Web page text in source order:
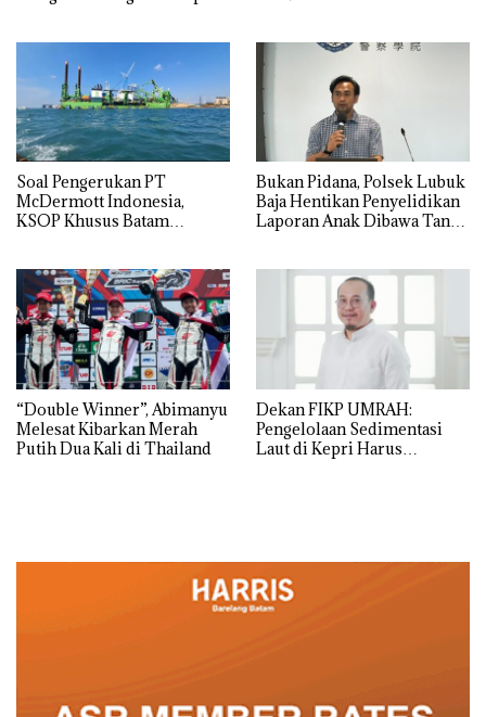
‎Soal Pengerukan PT
McDermott Indonesia,
KSOP Khusus Batam
Bukan Pidana, Polsek Lubuk
Baja Hentikan Penyelidikan
Laporan Anak Dibawa Tanpa
“Double Winner”, Abimanyu
Melesat Kibarkan Merah
Putih Dua Kali di Thailand
Dekan FIKP UMRAH:
Pengelolaan Sedimentasi
Laut di Kepri Harus